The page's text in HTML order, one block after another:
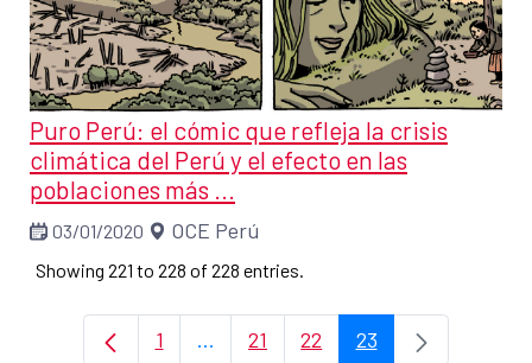
Puro Perú: el cómic que refleja la crisis
climática del Perú y el efecto en las
poblaciones más ...
03/01/2020 OCE Perú
Showing 221 to 228 of 228 entries.
Page
1 ...Intermediate Pages Use TAB to
Page
21 Page
22 Page
23